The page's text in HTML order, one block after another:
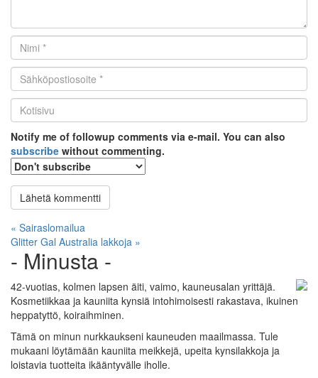
Nimi
*
Email
*
Kotisivu
*
Notify me of followup comments via e-mail. You can also
subscribe without commenting.
Artikkelien
selaus
« Sairaslomailua
Glitter Gal Australia lakkoja »
- Minusta -
42-vuotias, kolmen lapsen äiti, vaimo, kauneusalan yrittäjä.
Kosmetiikkaa ja kauniita kynsiä intohimoisesti rakastava, ikuinen
heppatyttö, koiraihminen.
Tämä on minun nurkkaukseni kauneuden maailmassa. Tule
mukaani löytämään kauniita meikkejä, upeita kynsilakkoja ja
loistavia tuotteita ikääntyvälle iholle.